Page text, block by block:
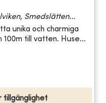
Smedslätten...
unika och charmiga
100m till vatten. Huse...
tillgänglighet